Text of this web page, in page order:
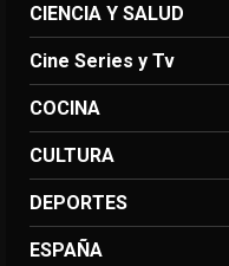
CIENCIA Y SALUD
Cine Series y Tv
COCINA
CULTURA
DEPORTES
ESPAÑA